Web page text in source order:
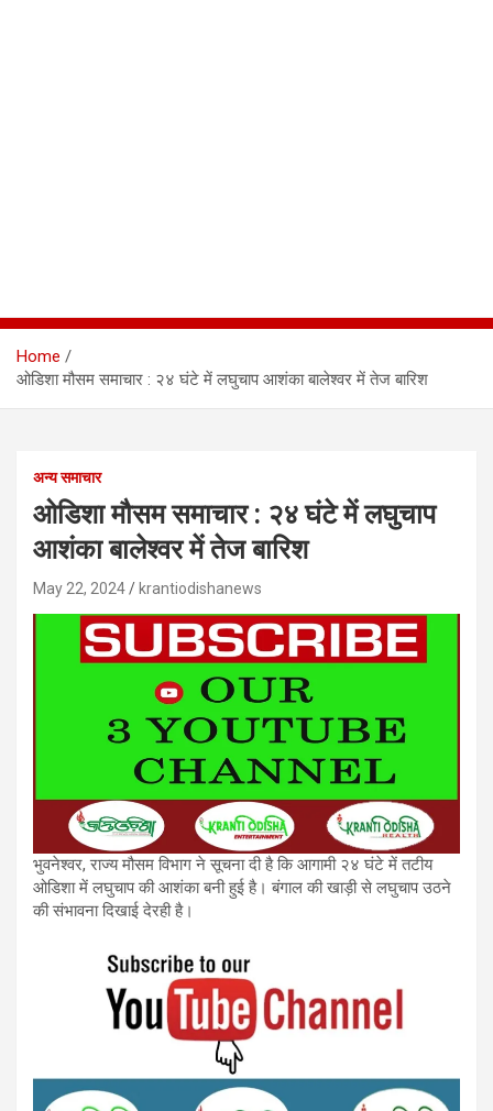
Home
ओडिशा मौसम समाचार : २४ घंटे में लघुचाप आशंका बालेश्वर में तेज बारिश
अन्य समाचार
ओडिशा मौसम समाचार : २४ घंटे में लघुचाप
आशंका बालेश्वर में तेज बारिश
May 22, 2024 krantiodishanews
भुवनेश्वर, राज्य मौसम विभाग ने सूचना दी है कि आगामी २४ घंटे में तटीय
ओडिशा में लघुचाप की आशंका बनी हुई है। बंगाल की खाड़ी से लघुचाप उठने
की संभावना दिखाई देरही है।